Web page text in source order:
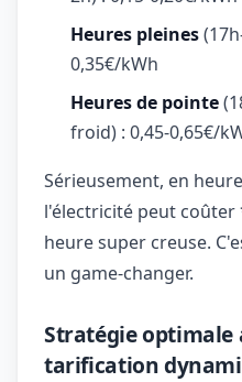
Heures pleines
0,35€/kWh
Heures de pointe
froid) : 0,45-0,65€/
Sérieusement, en
l'électricité peut
heure super creuse.
un game-changer.
Stratégie optimale
tarification